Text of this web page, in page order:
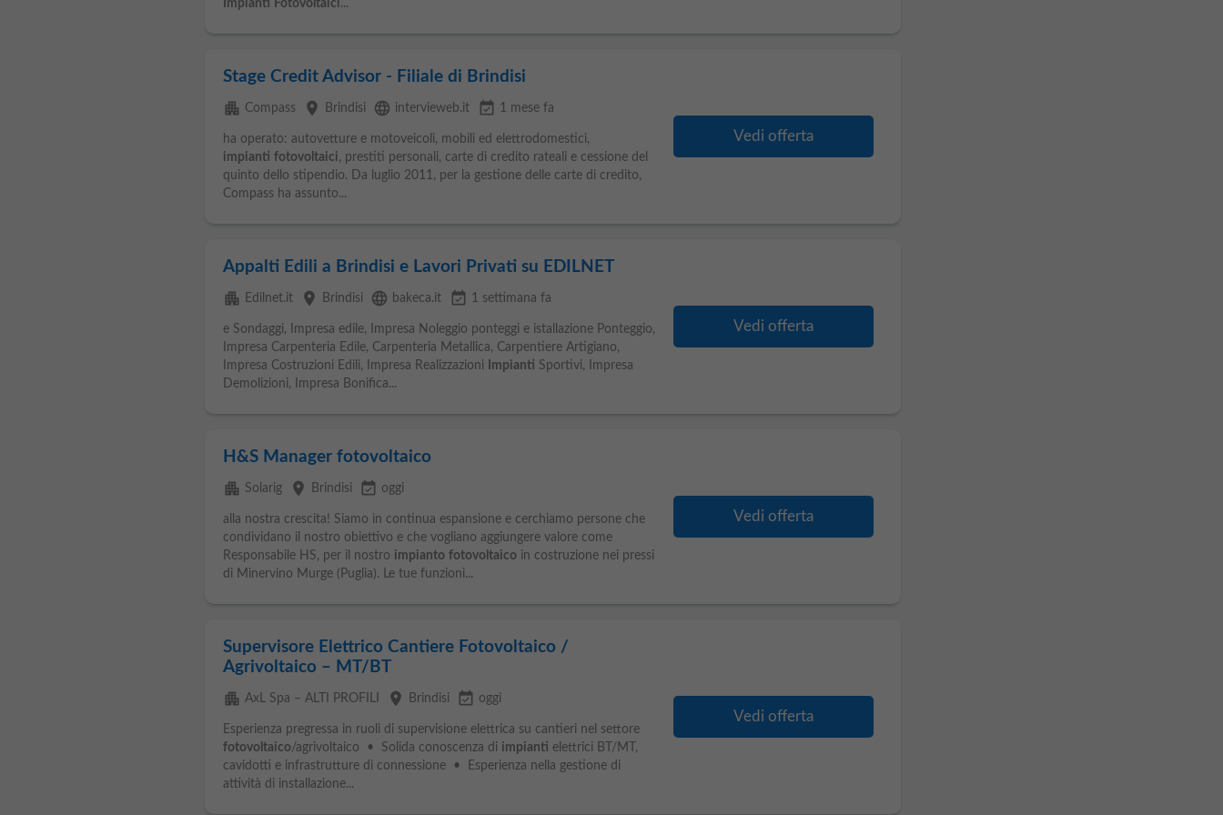
Impianti Fotovoltaici...
Stage Credit Advisor - Filiale di Brindisi
apartment Compass place Brindisi language intervieweb.it event_available 1 mese fa
ha operato: autovetture e motoveicoli, mobili ed elettrodomestici,
impianti fotovoltaici, prestiti personali, carte di credito rateali e cessione del
quinto dello stipendio. Da luglio 2011, per la gestione delle carte di credito,
Compass ha assunto...
Vedi offerta
Appalti Edili a Brindisi e Lavori Privati su EDILNET
apartment Edilnet.it place Brindisi language bakeca.it event_available 1 settimana fa
e Sondaggi, Impresa edile, Impresa Noleggio ponteggi e istallazione Ponteggio,
Impresa Carpenteria Edile, Carpenteria Metallica, Carpentiere Artigiano,
Impresa Costruzioni Edili, Impresa Realizzazioni
Impianti Sportivi, Impresa
Demolizioni, Impresa Bonifica...
Vedi offerta
H&S Manager fotovoltaico
apartment Solarig place Brindisi event_available oggi
alla nostra crescita! Siamo in continua espansione e cerchiamo persone che
condividano il nostro obiettivo e che vogliano aggiungere valore come
Responsabile HS, per il nostro impianto fotovoltaicoin costruzione nei pressi
di Minervino Murge (Puglia). Le tue funzioni...
Vedi offerta
Supervisore Elettrico Cantiere Fotovoltaico /
Agrivoltaico – MT/BT
apartment AxL Spa – ALTI PROFILI place Brindisi event_available oggi
Esperienza pregressa in ruoli di supervisione elettrica su cantieri nel settore
fotovoltaico/agrivoltaico • Solida conoscenza di impianti elettrici BT/MT,
cavidotti e infrastrutture di connessione • Esperienza nella gestione di
attività di installazione...
Vedi offerta